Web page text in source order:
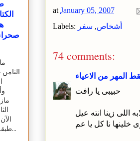
at January 05, 2007
Labels:
أشخاص, سفر
74 comments:
المهر من الاعياء
حبيبى يا رافت
اللى زينا انته عيل
خلينها نا كل يا عم
طبقة ثقافية مفكرة...